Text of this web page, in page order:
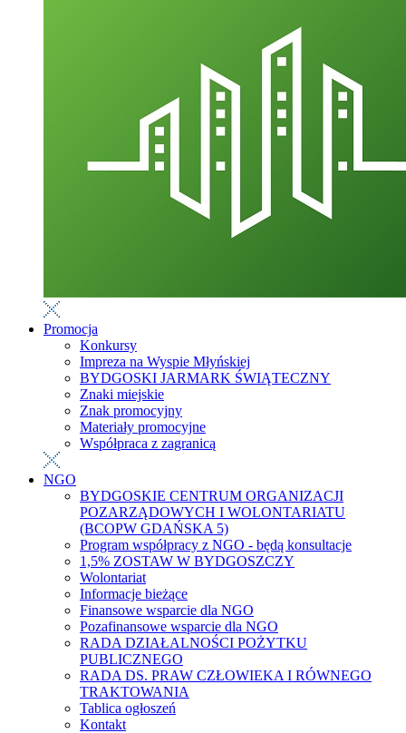
Promocja
Konkursy
Impreza na Wyspie Młyńskiej
BYDGOSKI JARMARK ŚWIĄTECZNY
Znaki miejskie
Znak promocyjny
Materiały promocyjne
Współpraca z zagranicą
NGO
BYDGOSKIE CENTRUM ORGANIZACJI
POZARZĄDOWYCH I WOLONTARIATU
(BCOPW GDAŃSKA 5)
Program współpracy z NGO - będą konsultacje
1,5% ZOSTAW W BYDGOSZCZY
Wolontariat
Informacje bieżące
Finansowe wsparcie dla NGO
Pozafinansowe wsparcie dla NGO
RADA DZIAŁALNOŚCI POŻYTKU
PUBLICZNEGO
RADA DS. PRAW CZŁOWIEKA I RÓWNEGO
TRAKTOWANIA
Tablica ogłoszeń
Kontakt